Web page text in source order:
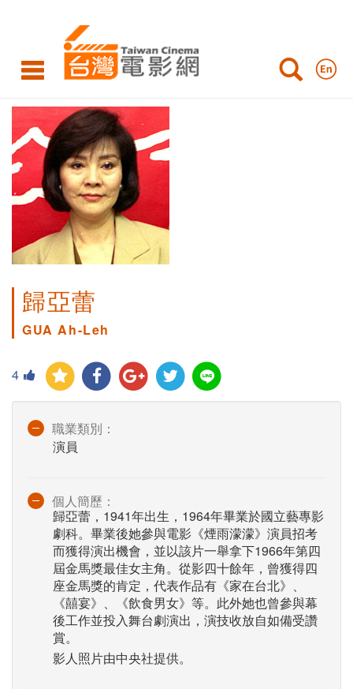
歸亞蕾
GUA Ah-Leh
4
職業類別：
演員
個人簡歷：
歸亞蕾，1941年出生，1964年畢業於國立藝專影
劇科。畢業後她參與電影《煙雨濛濛》演員招考
而獲得演出機會，並以該片一舉拿下1966年第四
屆金馬獎最佳女主角。從影四十餘年，曾獲得四
座金馬獎的肯定，代表作品有《家在台北》、
《囍宴》、《飲食男女》等。此外她也曾參與幕
後工作並投入舞台劇演出，演技收放自如備受讚
賞。
影人照片由中央社提供。